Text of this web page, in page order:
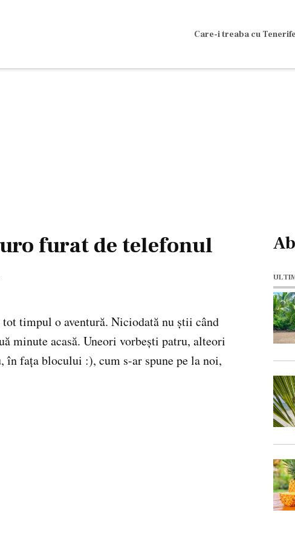
Care-i treaba cu Tenerife
furat de telefonul
timpul o aventură. Niciodată nu ştii când
minute acasă. Uneori vorbeşti patru, alteori
în faţa blocului :), cum s-ar spune pe la noi,